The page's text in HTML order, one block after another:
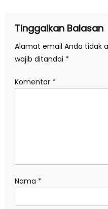
Tinggalkan Balasan
Alamat email Anda tidak
wajib ditandai *
Komentar *
Nama *